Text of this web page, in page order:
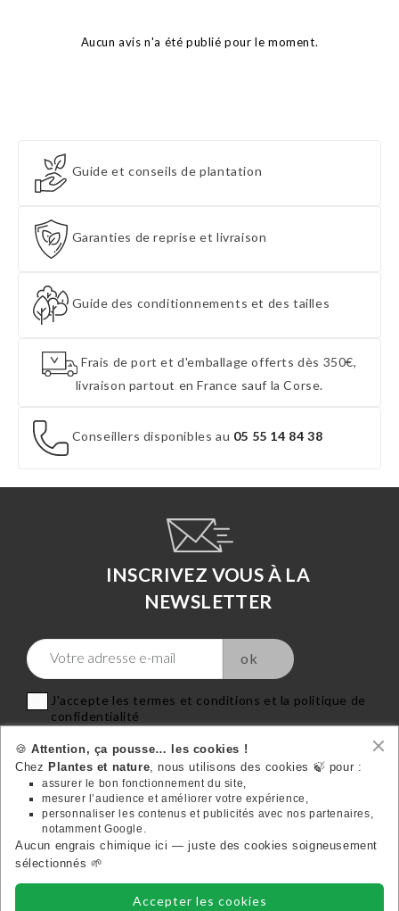
Aucun avis n'a été publié pour le moment.
Guide et conseils de plantation
Garanties de reprise et livraison
Guide des conditionnements et des tailles
Frais de port et d'emballage offerts dès 350€,
livraison partout en France sauf la Corse.
Conseillers disponibles au 05 55 14 84 38
INSCRIVEZ VOUS À LA
NEWSLETTER
J'accepte les termes et conditions et la politique de
confidentialité
VOTRE COMPTE 
🍪Attention, ça pousse… les cookies !
Chez Plantes et nature, nous utilisons des cookies 🍃 pour :
assurer le bon fonctionnement du site,
mesurer l’audience et améliorer votre expérience,
personnaliser les contenus et publicités avec nos partenaires,
notamment Google.
Aucun engrais chimique ici — juste des cookies soigneusement
sélectionnés 🌱
Accepter les cookies